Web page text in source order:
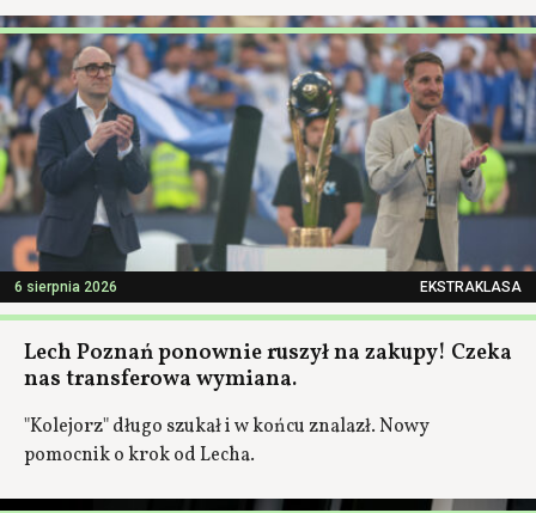
6 sierpnia 2026 EKSTRAKLASA
Lech Poznań ponownie ruszył na zakupy! Czeka
nas transferowa wymiana.
"Kolejorz" długo szukał i w końcu znalazł. Nowy
pomocnik o krok od Lecha.